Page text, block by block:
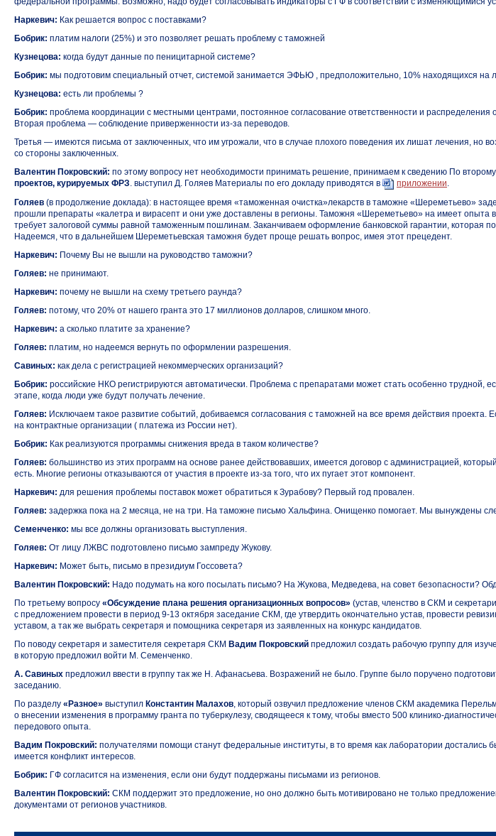
Наркевич: Как решается вопрос с поставками?
Бобрик: платим налоги (25%) и это позволяет решать проблему с таможней
Кузнецова: когда будут данные по пеницитарной системе?
Бобрик: мы подготовим специальный отчет, системой занимается ЭФЬЮ , предположительно, 10% находящихся на
Кузнецова: есть ли проблемы ?
Бобрик: проблема координации с местными центрами, постоянное согласование ответственности и распределения
Вторая проблема — соблюдение приверженности из-за переводов.
Третья — имеются письма от заключенных, что им угрожали, что в случае плохого поведения их лишат лечения, но
со стороны заключенных.
Валентин Покровский: по этому вопросу нет необходимости принимать решение, принимаем к сведению По
проектов, курируемых ФРЗ. выступил Д. Голяев Материалы по его докладу приводятся в приложении.
Голяев (в продолжение доклада): в настоящее время «таможенная очистка»лекарств в таможне «Шереметьево»
прошли препараты «калетра и вирасепт и они уже доставлены в регионы. Таможня «Шереметьево» на имеет опыта в
требует залоговой суммы равной таможенным пошлинам. Заканчиваем оформление банковской гарантии, которая
Надеемся, что в дальнейшем Шереметьевская таможня будет проще решать вопрос, имея этот прецедент.
Наркевич: Почему Вы не вышли на руководство таможни?
Голяев: не принимают.
Наркевич: почему не вышли на схему третьего раунда?
Голяев: потому, что 20% от нашего гранта это 17 миллионов долларов, слишком много.
Наркевич: а сколько платите за хранение?
Голяев: платим, но надеемся вернуть по оформлении разрешения.
Савиных: как дела с регистрацией некоммерческих организаций?
Бобрик: российские НКО регистрируются автоматически. Проблема с препаратами может стать особенно трудной,
этапе, когда люди уже будут получать лечение.
Голяев: Исключаем такое развитие событий, добиваемся согласования с таможней на все время действия
на контрактные организации ( платежа из России нет).
Бобрик: Как реализуются программы снижения вреда в таком количестве?
Голяев: большинство из этих программ на основе ранее действовавших, имеется договор с администрацией,
есть. Многие регионы отказываются от участия в проекте из-за того, что их пугает этот компонент.
Наркевич: для решения проблемы поставок может обратиться к Зурабову? Первый год провален.
Голяев: задержка пока на 2 месяца, не на три. На таможне письмо Хальфина. Онищенко помогает. Мы вынуждены
Семенченко: мы все должны организовать выступления.
Голяев: От лицу ЛЖВС подготовлено письмо зампреду Жукову.
Наркевич: Может быть, письмо в президиум Госсовета?
Валентин Покровский: Надо подумать на кого посылать письмо? На Жукова, Медведева, на совет безопасности?
По третьему вопросу «Обсуждение плана решения организационных вопросов» (устав, членство в СКМ и
с предложением провести в период 9-13 октября заседание СКМ, где утвердить окончательно устав, провести
уставом, а так же выбрать секретаря и помощника секретаря из заявленных на конкурс кандидатов.
По поводу секретаря и заместителя секретаря СКМ Вадим Покровский предложил создать рабочую группу для
в которую предложил войти М. Семенченко.
А. Савиных предложил ввести в группу так же Н. Афанасьева. Возражений не было. Группе было поручено
заседанию.
По разделу «Разное» выступил Константин Малахов, который озвучил предложение членов СКМ академика
о внесении изменения в программу гранта по туберкулезу, сводящееся к тому, чтобы вместо 500 клинико-
передового опыта.
Вадим Покровский: получателями помощи станут федеральные институты, в то время как лаборатории достались
имеется конфликт интересов.
Бобрик: ГФ согласится на изменения, если они будут поддержаны письмами из регионов.
Валентин Покровский: СКМ поддержит это предложение, но оно должно быть мотивировано не только
документами от регионов участников.